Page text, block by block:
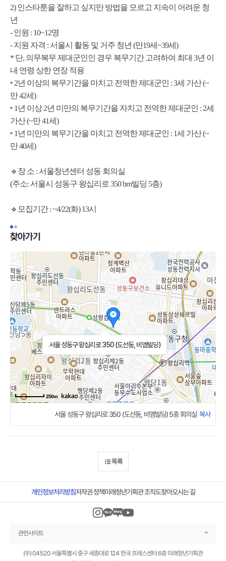
2) 인스타툰을 잘하고 싶지만 방법을 모르고 지속이 어려운 청
년
- 인원 : 10~12명
- 지원 자격 : 서울시 활동 및 거주 청년 (만19세~39세)
* 단, 의무복무 제대군인인 경우 복무기간 고려하여 최대 3년 이
내 연령 상한 연장 적용
‣ 2년 이상의 복무기간을 마치고 전역한 제대군인 : 3세 가산 (~
만 42세)
‣ 1년 이상 2년 미만의 복무기간을 자치고 전역한 제대군인 : 2세
가산 (~만 41세)
‣ 1년 미만의 복무기간을 마치고 전역한 제대군인 : 1세 가산 (~
만 40세)
🔹장 소 : 서울청년센터 성동 회의실
(주소: 서울시 성동구 왕십리로 350 bm빌딩 5층)
🔹모집기간 : ~4/22(화) 13시
찾아가기
서울 성동구 왕십리로 350 (도선동, 비엠빌딩)
250m
서울 성동구 왕십리로 350 (도선동, 비엠빌딩) 5층 회의실 복사
목록
개인정보처리방침저작권 정책미래청년기획관 조직도찾아오시는 길
관련사이트
(우) 04520 서울특별시 중구 세종대로 124 한국 프레스센터 6층 미래청년기획관